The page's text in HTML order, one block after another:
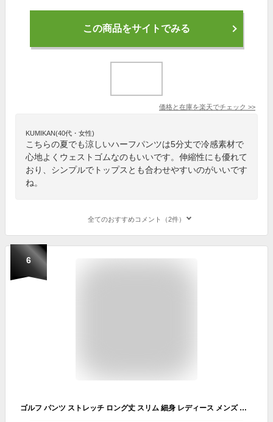
この商品をサイトでみる
価格と在庫を楽天でチェック >>
KUMIKAN(40代・女性)
こちらの夏でも涼しいハーフパンツは5分丈で冷感素材で
心地よくウェストゴムなのもいいです。伸縮性にも優れて
おり、シンプルでトップスとも合わせやすいのがいいです
ね。
全てのおすすめコメント（2件）
6
ゴルフ パンツ ストレッチ ロング丈 スリム 細身 レディース メンズ 涼しい 春 夏 撥水 速乾 薄手 UVカット 男女兼用 レインパンツ キャンプ アウトドア フェス 大きいサイズ NAGP-60 《RFTS》 SS限定